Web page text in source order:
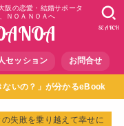
阪の恋愛・結婚サポータ
ＮＯＡＮＯＡへ
セッション お問合せ
SEARCH
ないの？」が分かるeBook
失敗を乗り越えて幸せに